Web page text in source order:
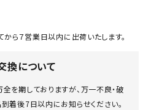
ら７営業日以内に出荷いたします。
換について
を期しておりますが、万一不良・破
着後7日以内にお知らせください。